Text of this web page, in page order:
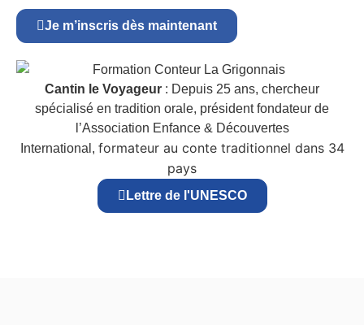
Je m’inscris dès maintenant
Cantin le Voyageur : Depuis 25 ans, chercheur
spécialisé en tradition orale, président fondateur de
l’Association Enfance & Découvertes
International, formateur au conte traditionnel dans 34
pays
Lettre de l'UNESCO